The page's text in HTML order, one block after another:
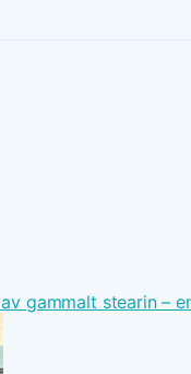
gammalt stearin –